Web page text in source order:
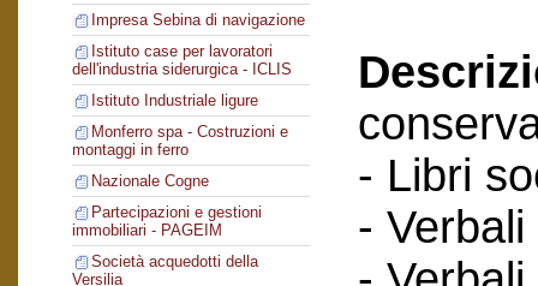
Impresa Sebina di navigazione
Istituto case per lavoratori
dell'industria siderurgica - ICLIS
Istituto Industriale ligure
Monferro spa - Costruzioni e
montaggi in ferro
Nazionale Cogne
Partecipazioni e gestioni
immobiliari - PAGEIM
Società acquedotti della
Versilia
- Libri
-